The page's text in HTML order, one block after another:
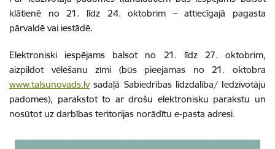
klātienē no 21. līdz 24. oktobrim – attiecīgajā pagasta
pārvaldē vai iestādē.
Elektroniski iespējams balsot no 21. līdz 27. oktobrim,
aizpildot vēlēšanu zīmi (būs pieejamas no 21. oktobra
www.talsunovads.lvsadaļā Sabiedrības līdzdalība/ Iedzīvotāju
padomes), parakstot to ar drošu elektronisku parakstu un
nosūtot uz darbības teritorijas norādītu e-pasta adresi.